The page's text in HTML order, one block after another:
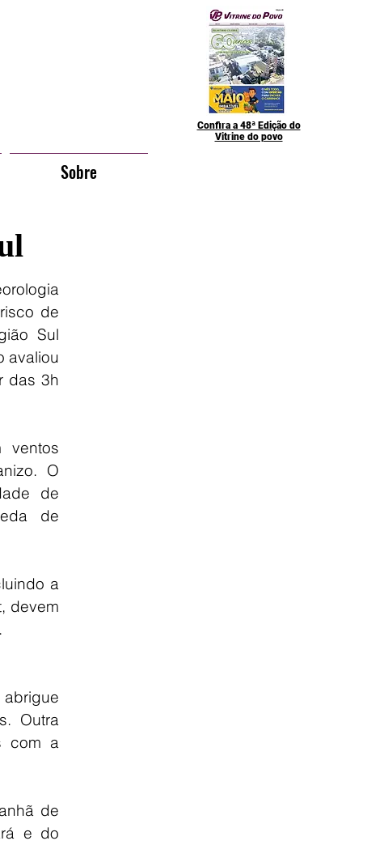
Confira a 48ª Edição do
Vitrine do povo
de
Sul
avaliou
das 3h
ventos
O
de
de
a
devem
abrigue
Outra
com a
de
e do
Sobre